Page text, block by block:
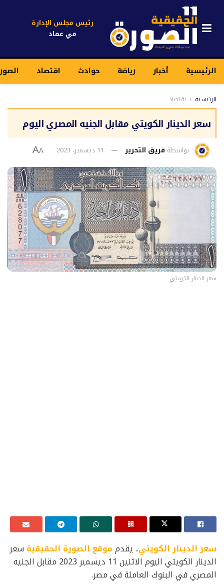
رئيس مجلس الإدارة
مي عماد
الرئيسية أخبار رياضة حوادث اقتصاد
الرئيسية اقتصاد
سعر الدينار الكويتي مقابل الجنيه المصري اليوم
بواسطة فريق التحرير 11 ديسمبر، 2023 A
A
سعر الدينار الكويتي
سعر الدينار الكويتي.. يقدمموقع الصورة الحقيقية سعر
الدينار الكويتي اليوم الاثنين 11 ديسمبر 2023 مقابل الجنيه
المصري في البنوك العاملة في مصر.